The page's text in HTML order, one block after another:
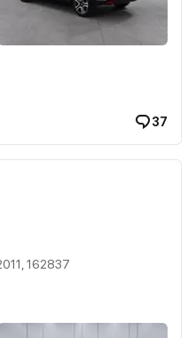
37
162837